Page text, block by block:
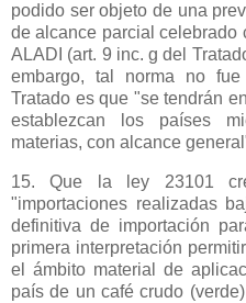
podido ser objeto de una
de alcance parcial celebrado
ALADI (art. 9 inc. g del
embargo, tal norma no
Tratado es que "se tendrán
establezcan los países
materias, con alcance
15. Que la ley 23101
"importaciones realizadas
definitiva de importación
primera interpretación
el ámbito material de
país de un café crudo